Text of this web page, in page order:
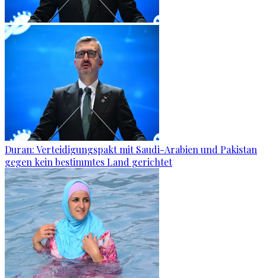
Duran: Verteidigungspakt mit Saudi-Arabien und Pakistan
gegen kein bestimmtes Land gerichtet